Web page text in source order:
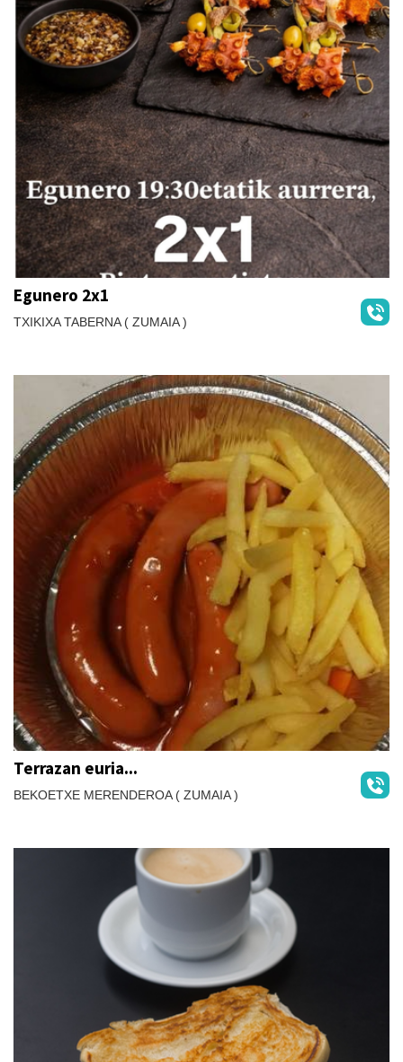
Egunero 2x1
TXIKIXA TABERNA ( ZUMAIA )
Terrazan euria...
BEKOETXE MERENDEROA ( ZUMAIA )